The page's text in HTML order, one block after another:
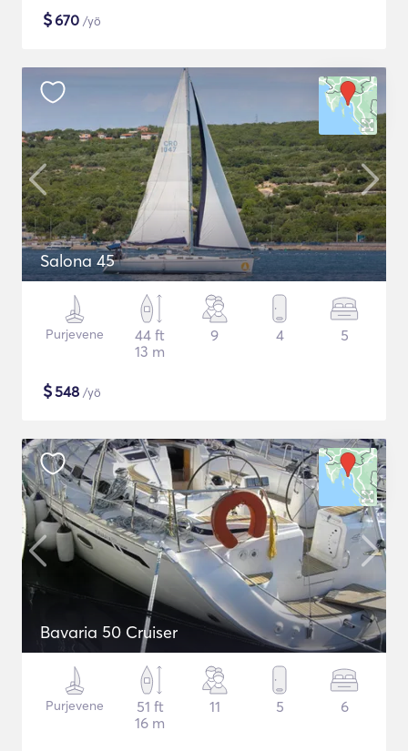
$670 /yö
Salona 45
Purjevene
44 ft
13 m
9 4 5
$548 /yö
Bavaria 50 Cruiser
Purjevene
51 ft
16 m
11 5 6